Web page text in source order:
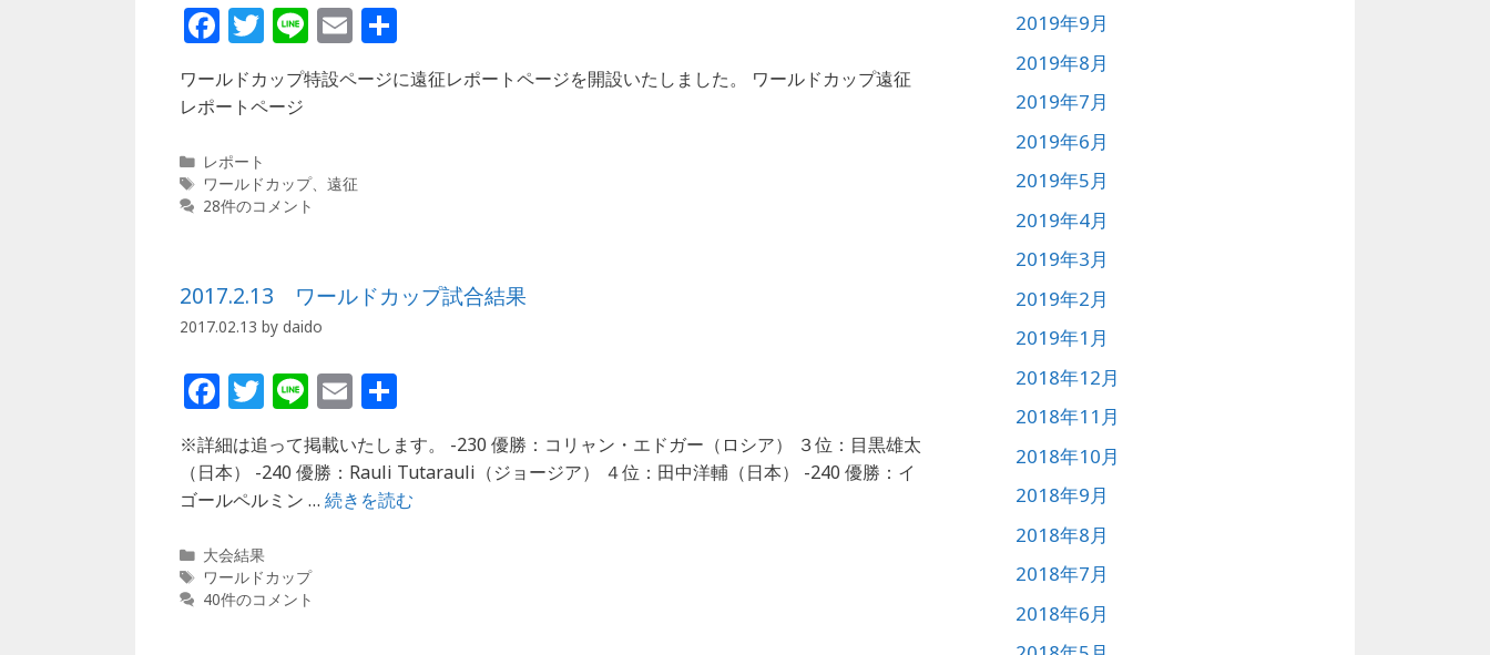
F
a
c
e
b
o
T
itt
r
Li
n
e
E
m
ai
有
ワールドカップ特設ページに遠征レポートページを開設いたしました。 ワールドカップ遠征
レポートページ
カ
テ
ゴ
レポート
タ
グ
ワールドカップ、遠征
28件のコメント
2017.2.13 ワールドカップ試合結果
2017.02.13 by daido
F
a
c
e
o
o
T
w
itt
e
Li
n
e
E
m
ai
l
有
※詳細は追って掲載いたします。 -230 優勝：コリャン・エドガー（ロシア） ３位：目黒雄太
（日本） -240 優勝：Rauli Tutarauli（ジョージア） ４位：田中洋輔（日本） -240 優勝：イ
ゴールペルミン … 続きを読む
カ
テ
ゴ
大会結果
タ
グ
ワールドカップ
40件のコメント
2019年9月
2019年8月
2019年7月
2019年6月
2019年5月
2019年4月
2019年3月
2019年2月
2019年1月
2018年12月
2018年11月
2018年10月
2018年9月
2018年8月
2018年7月
2018年6月